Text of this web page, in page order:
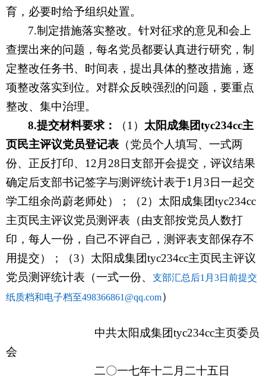
育，必要时给予组织处置。
7.制定措施落实整改。针对征求的意见和会上
查摆出来的问题，每名党员都要认真进行研究，制
定整改任务书、时间表，提出具体的整改措施，逐
项整改落实到位。对群众反映强烈的问题，要重点
整改、集中治理。
8.提交材料要求： （1） 太阳成集团tyc234cc主
页民主评议党员登记表 （党员个人填写、一式两
份、正反打印、12月28日支部开会提交，评议结果
确定后支部书记签字与测评统计表于1月3日一起交
学工组余尚蔚老师处）；（2）太阳成集团tyc234cc
主页民主评议党员测评表（由支部按党员人数打
印，每人一份，自己不评自己，测评表支部保存不
用提交）；（3）太阳成集团tyc234cc主页民主评议
党员测评统计表（一式一份、
支部汇总后1月3日前提交
纸质档和电子档至498366861@qq.com）
中共太阳成集团tyc234cc主页委员
会
二〇一七年十二月二十五日